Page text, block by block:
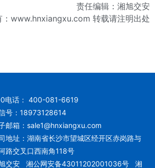
责任编辑：湘旭交安
：www.hnxiangxu.com 转载请注明出处
电话： 400-081-6619
号：18973128614
邮箱： sale1@hnxiangxu.com
地址：湖南省长沙市望城区经开区赤岗路与
路交叉口西南角118号
交安湘公网安备43011202001036号 湘